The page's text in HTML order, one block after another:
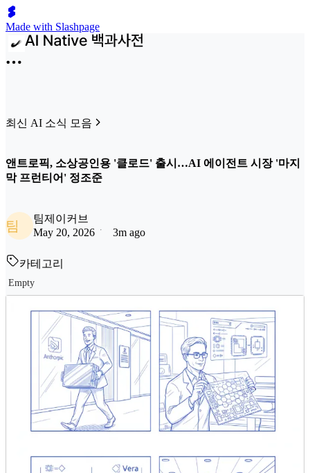
Made with Slashpage
최신 AI 소식 모음
앤트로픽, 소상공인용 '클로드' 출시…AI 에이전트 시장 '마지
막 프런티어' 정조준
팀
팀제이커브
May 20, 2026
3m ago
카테고리
Empty